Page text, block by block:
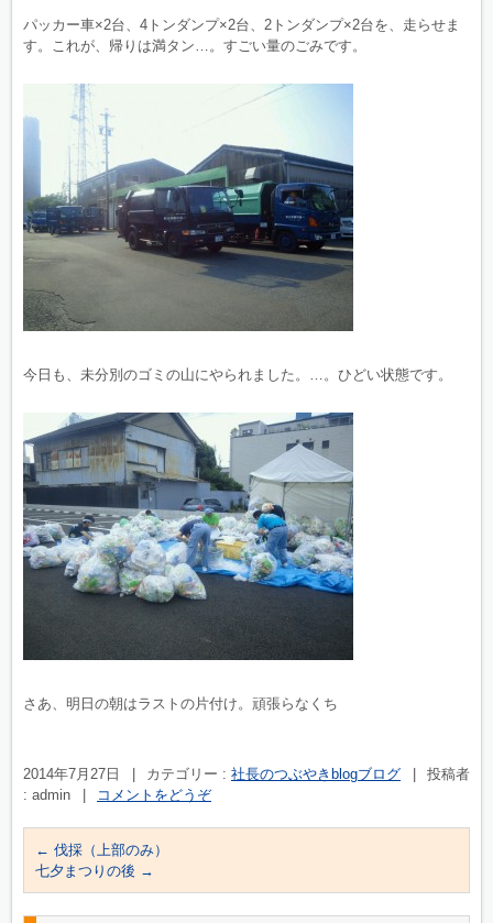
パッカー車×2台、4トンダンプ×2台、2トンダンプ×2台を、走らせま
す。これが、帰りは満タン…。すごい量のごみです。
今日も、未分別のゴミの山にやられました。…。ひどい状態です。
さあ、明日の朝はラストの片付け。頑張らなくち
2014年7月27日 カテゴリー : 社長のつぶやきblogブログ
投稿者
: admin
コメントをどうぞ
← 伐採（上部のみ）
七夕まつりの後 →